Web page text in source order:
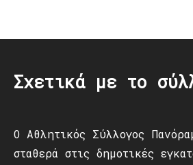
Σχετικά με το
Ο Αθλητικός Σύλλογος
σταθερά στις δημοτικές